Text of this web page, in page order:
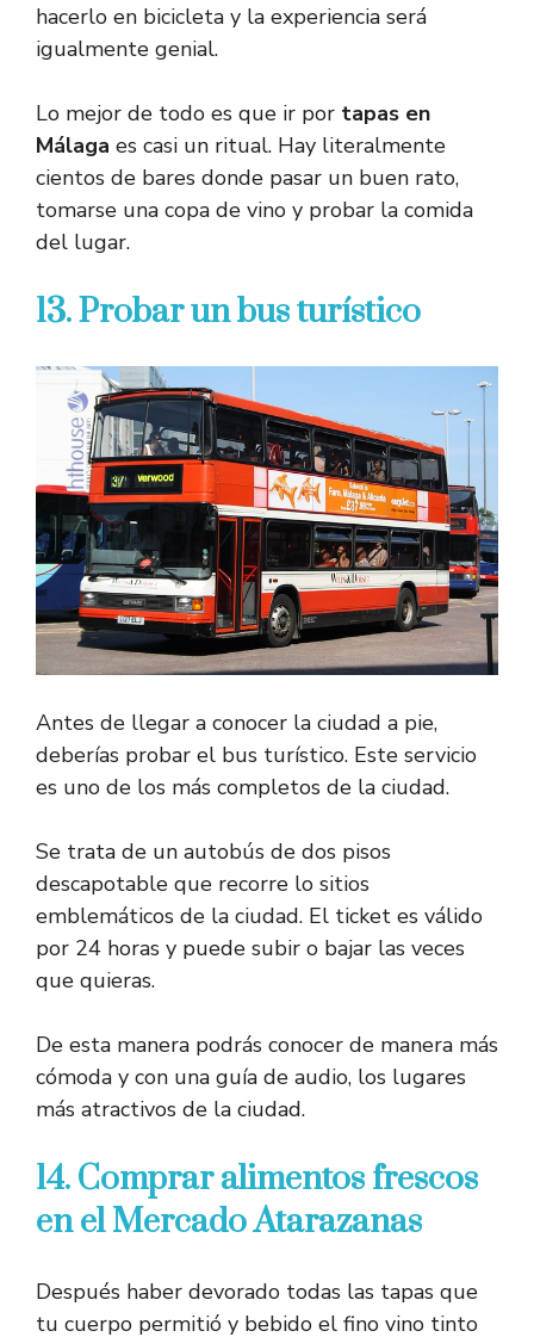
hacerlo en bicicleta y la experiencia será
igualmente genial.
Lo mejor de todo es que ir por tapas en
Málaga es casi un ritual. Hay literalmente
cientos de bares donde pasar un buen rato,
tomarse una copa de vino y probar la comida
del lugar.
13. Probar un bus turístico
Antes de llegar a conocer la ciudad a pie,
deberías probar el bus turístico. Este servicio
es uno de los más completos de la ciudad.
Se trata de un autobús de dos pisos
descapotable que recorre lo sitios
emblemáticos de la ciudad. El ticket es válido
por 24 horas y puede subir o bajar las veces
que quieras.
De esta manera podrás conocer de manera más
cómoda y con una guía de audio, los lugares
más atractivos de la ciudad.
14. Comprar alimentos frescos
en el Mercado Atarazanas
Después haber devorado todas las tapas que
tu cuerpo permitió y bebido el fino vino tinto